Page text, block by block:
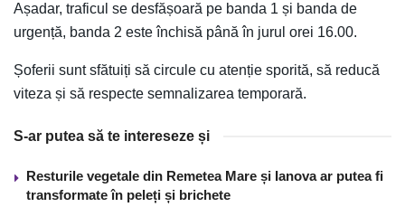
Așadar, traficul se desfășoară pe banda 1 și banda de
urgență, banda 2 este închisă până în jurul orei 16.00.
Șoferii sunt sfătuiți să circule cu atenție sporită, să reducă
viteza și să respecte semnalizarea temporară.
S-ar putea să te intereseze și
Resturile vegetale din Remetea Mare și Ianova ar putea fi
transformate în peleți și brichete